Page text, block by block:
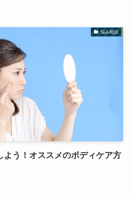
悩み相談
よう！オススメのボディケア方